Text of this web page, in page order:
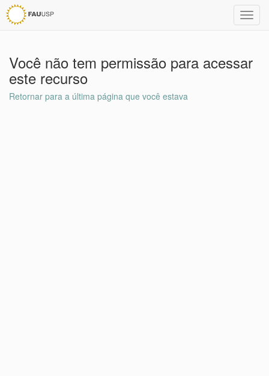
Você não tem permissão para acessar
este recurso
Retornar para a última página que você estava